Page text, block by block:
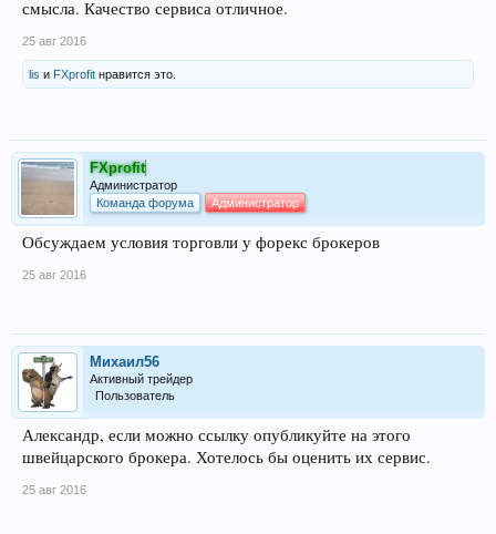
смысла. Качество сервиса отличное.
25 авг 2016
lis и FXprofit нравится это.
FXprofit
Администратор
Команда форума
Администратор
Обсуждаем условия торговли у форекс брокеров
25 авг 2016
Михаил56
Активный трейдер
Пользователь
Александр, если можно ссылку опубликуйте на этого
швейцарского брокера. Хотелось бы оценить их сервис.
25 авг 2016